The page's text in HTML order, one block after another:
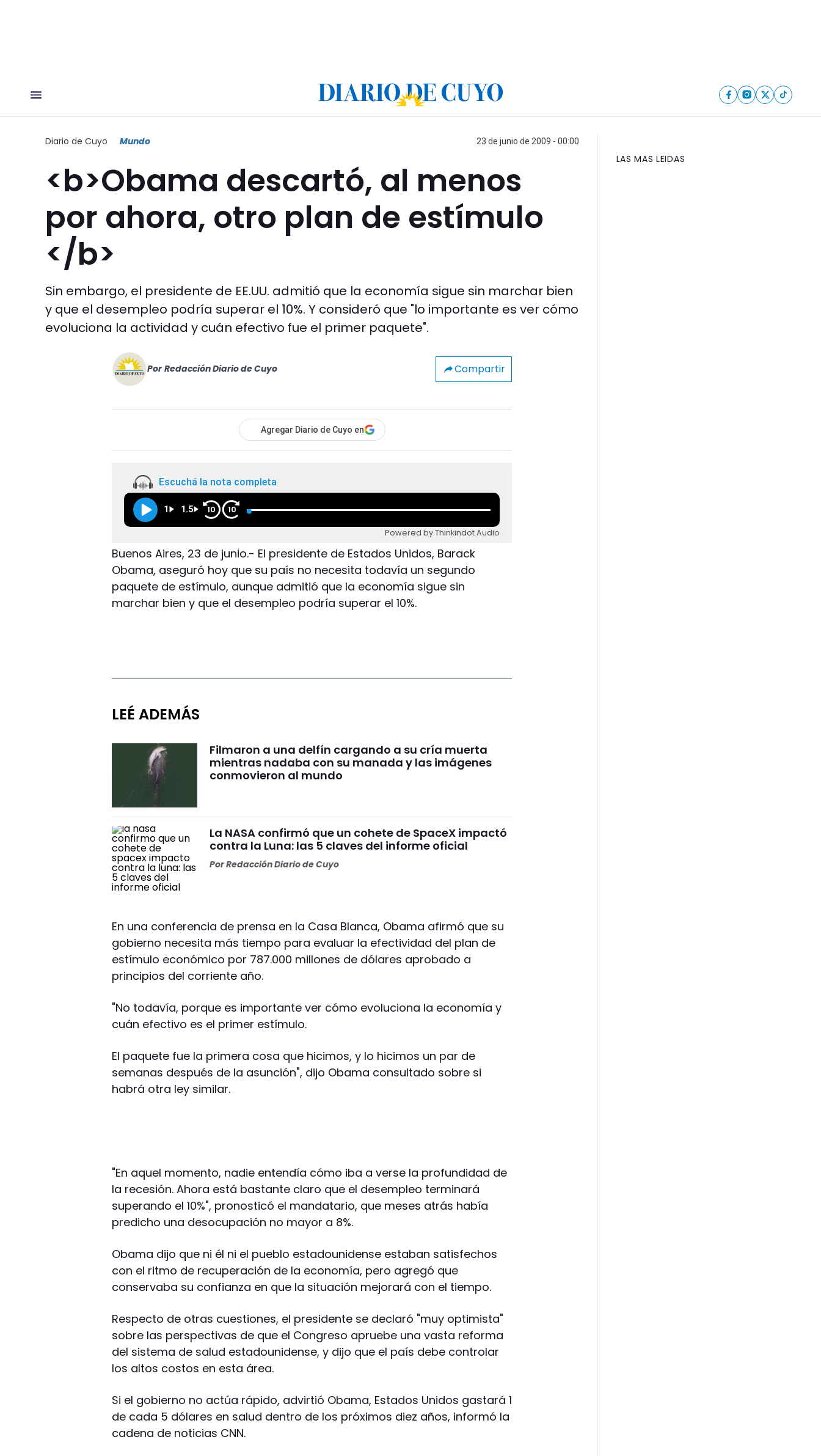
Diario de Cuyo Mundo 23 de junio de 2009 - 00:00
<b>Obama descartó, al menos
por ahora, otro plan de estímulo
</b>
Sin embargo, el presidente de EE.UU. admitió que la economía sigue sin marchar bien
y que el desempleo podría superar el 10%. Y consideró que "lo importante es ver cómo
evoluciona la actividad y cuán efectivo fue el primer paquete".
Por Redacción Diario de Cuyo Compartir
Agregar Diario de Cuyo en
Escuchá la nota completa
1 1.5 10 10
Powered by Thinkindot Audio
Buenos Aires, 23 de junio.- El presidente de Estados Unidos, Barack
Obama, aseguró hoy que su país no necesita todavía un segundo
paquete de estímulo, aunque admitió que la economía sigue sin
marchar bien y que el desempleo podría superar el 10%.
LEÉ ADEMÁS
Filmaron a una delfín cargando a su cría muerta
mientras nadaba con su manada y las imágenes
conmovieron al mundo
La NASA confirmó que un cohete de SpaceX impactó
contra la Luna: las 5 claves del informe oficial
PorRedacción Diario de Cuyo
En una conferencia de prensa en la Casa Blanca, Obama afirmó que su
gobierno necesita más tiempo para evaluar la efectividad del plan de
estímulo económico por 787.000 millones de dólares aprobado a
principios del corriente año.
"No todavía, porque es importante ver cómo evoluciona la economía y
cuán efectivo es el primer estímulo.
El paquete fue la primera cosa que hicimos, y lo hicimos un par de
semanas después de la asunción", dijo Obama consultado sobre si
habrá otra ley similar.
"En aquel momento, nadie entendía cómo iba a verse la profundidad de
la recesión. Ahora está bastante claro que el desempleo terminará
superando el 10%", pronosticó el mandatario, que meses atrás había
predicho una desocupación no mayor a 8%.
Obama dijo que ni él ni el pueblo estadounidense estaban satisfechos
con el ritmo de recuperación de la economía, pero agregó que
conservaba su confianza en que la situación mejorará con el tiempo.
Respecto de otras cuestiones, el presidente se declaró "muy optimista"
sobre las perspectivas de que el Congreso apruebe una vasta reforma
del sistema de salud estadounidense, y dijo que el país debe controlar
los altos costos en esta área.
Si el gobierno no actúa rápido, advirtió Obama, Estados Unidos gastará 1
de cada 5 dólares en salud dentro de los próximos diez años, informó la
cadena de noticias CNN.
LAS MAS LEIDAS